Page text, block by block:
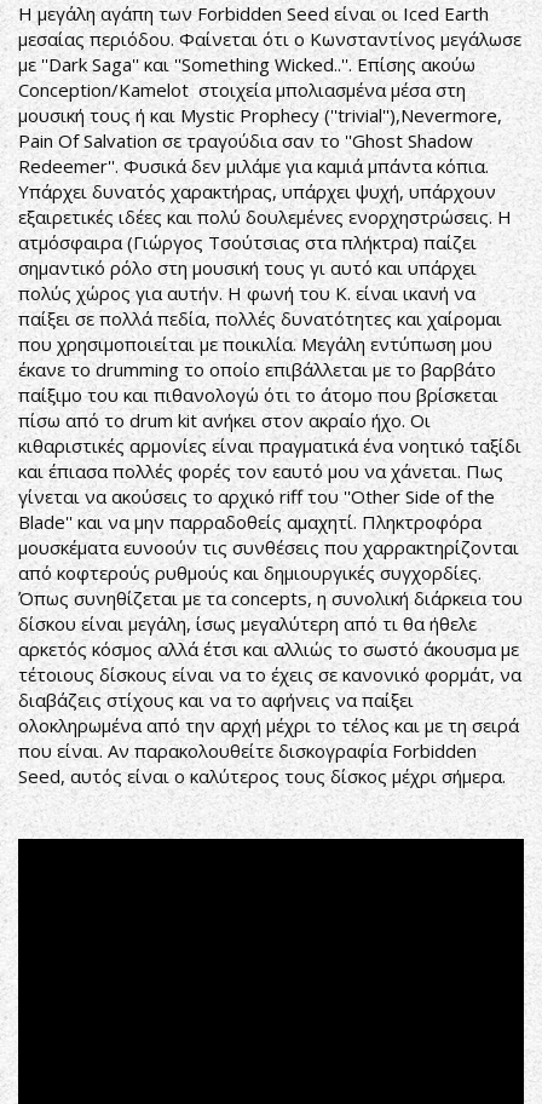
Η μεγάλη αγάπη των Forbidden Seed είναι οι Iced Earth
μεσαίας περιόδου. Φαίνεται ότι ο Κωνσταντίνος μεγάλωσε
με ''Dark Saga'' και ''Something Wicked..''. Επίσης ακούω
Conception/Kamelot στοιχεία μπολιασμένα μέσα στη
μουσική τους ή και Mystic Prophecy (''trivial''),Nevermore,
Pain Of Salvation σε τραγούδια σαν το ''Ghost Shadow
Redeemer''. Φυσικά δεν μιλάμε για καμιά μπάντα κόπια.
Υπάρχει δυνατός χαρακτήρας, υπάρχει ψυχή, υπάρχουν
εξαιρετικές ιδέες και πολύ δουλεμένες ενορχηστρώσεις. Η
ατμόσφαιρα (Γιώργος Τσούτσιας στα πλήκτρα) παίζει
σημαντικό ρόλο στη μουσική τους γι αυτό και υπάρχει
πολύς χώρος για αυτήν. Η φωνή του K. είναι ικανή να
παίξει σε πολλά πεδία, πολλές δυνατότητες και χαίρομαι
που χρησιμοποιείται με ποικιλία. Μεγάλη εντύπωση μου
έκανε το drumming το οποίο επιβάλλεται με το βαρβάτο
παίξιμο του και πιθανολογώ ότι το άτομο που βρίσκεται
πίσω από το drum kit ανήκει στον ακραίο ήχο. Οι
κιθαριστικές αρμονίες είναι πραγματικά ένα νοητικό ταξίδι
και έπιασα πολλές φορές τον εαυτό μου να χάνεται. Πως
γίνεται να ακούσεις το αρχικό riff του ''Other Side of the
Blade'' και να μην παρραδοθείς αμαχητί. Πληκτροφόρα
μουσκέματα ευνοούν τις συνθέσεις που χαρρακτηρίζονται
από κοφτερούς ρυθμούς και δημιουργικές συγχορδίες.
Όπως συνηθίζεται με τα concepts, η συνολική διάρκεια του
δίσκου είναι μεγάλη, ίσως μεγαλύτερη από τι θα ήθελε
αρκετός κόσμος αλλά έτσι και αλλιώς το σωστό άκουσμα με
τέτοιους δίσκους είναι να το έχεις σε κανονικό φορμάτ, να
διαβάζεις στίχους και να το αφήνεις να παίξει
ολοκληρωμένα από την αρχή μέχρι το τέλος και με τη σειρά
που είναι. Αν παρακολουθείτε δισκογραφία Forbidden
Seed, αυτός είναι ο καλύτερος τους δίσκος μέχρι σήμερα.